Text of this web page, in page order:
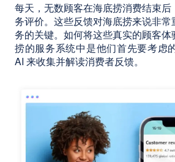
每天，无数顾客在海底捞消费结束后
务评价。这些反馈对海底捞来说非常
务的关键。如何将这些真实的顾客
捞的服务系统中是他们首先要考虑
AI 来收集并解读消费者反馈。